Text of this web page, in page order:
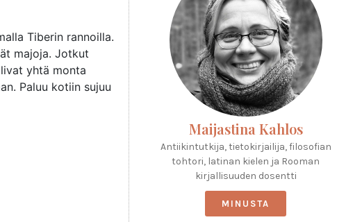
Tiberin rannoilla.
majoja. Jotkut
yhtä monta
Paluu kotiin sujuu
Maijastina Kahlos
Antiikintutkija, tietokirjailija, filosofian
tohtori, latinan kielen ja Rooman
kirjallisuuden dosentti
MINUSTA